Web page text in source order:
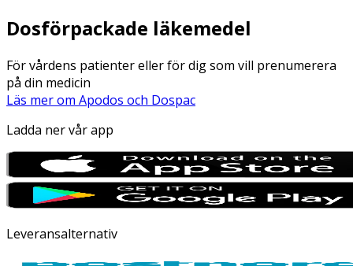
Dosförpackade läkemedel
För vårdens patienter eller för dig som vill prenumerera
på din medicin
Läs mer om Apodos och Dospac
Ladda ner vår app
Leveransalternativ